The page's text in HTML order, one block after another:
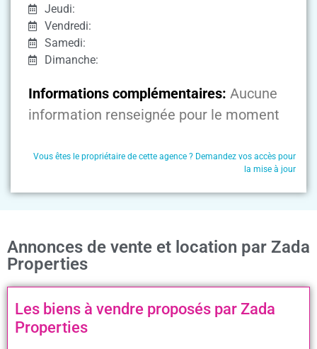
Jeudi:
Vendredi:
Samedi:
Dimanche:
Informations complémentaires: Aucune
information renseignée pour le moment
Vous êtes le propriétaire de cette agence ? Demandez vos accès pour
la mise à jour
Annonces de vente et location par Zada
Properties
Les biens à vendre proposés par Zada
Properties